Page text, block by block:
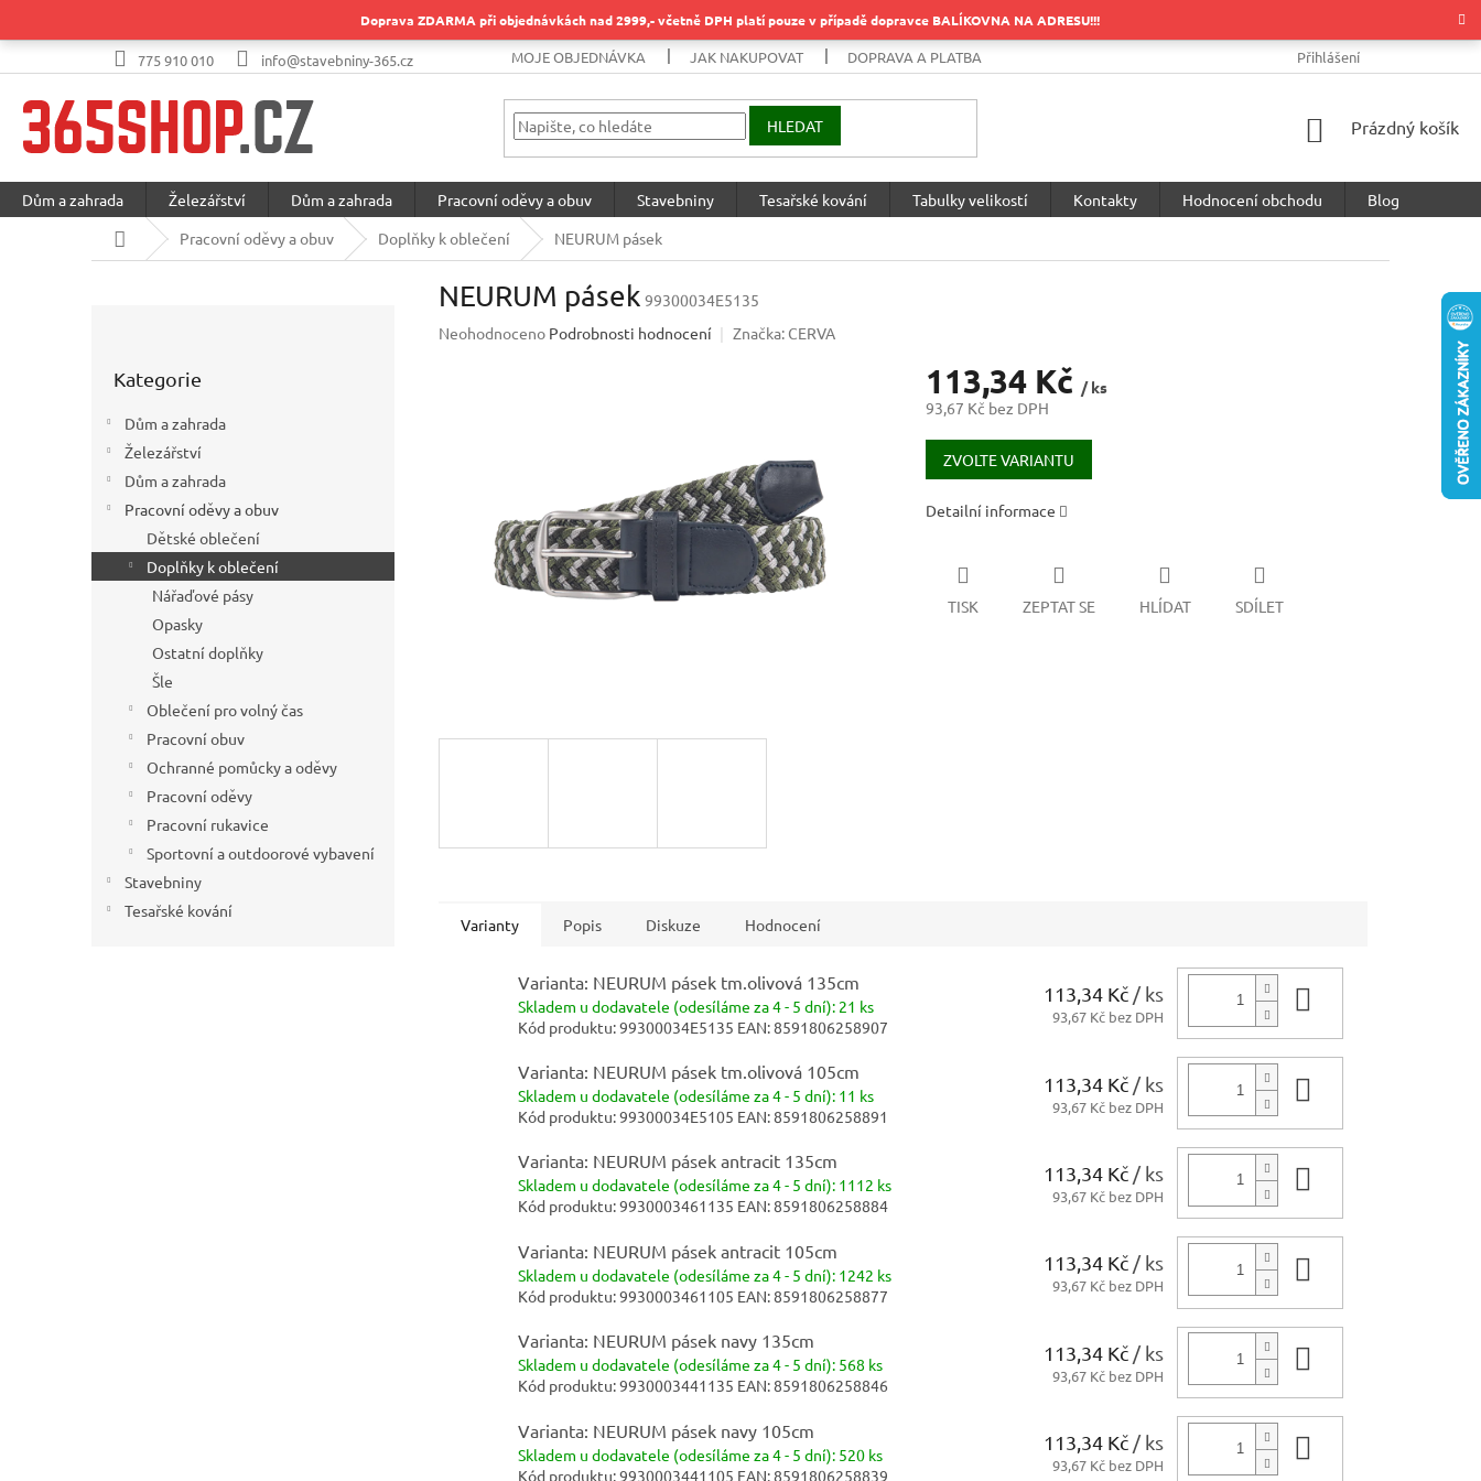
Doprava ZDARMA při objednávkách nad 2999,- včetně DPH platí pouze v případě dopravce BALÍKOVNA NA ADRESU!!!
775 910 010 info@stavebniny-365.cz MOJE OBJEDNÁVKA JAK NAKUPOVAT DOPRAVA A PLATBA PODMÍNKY OCHRANY OSOBNÍCH
Přihlášení
HLEDAT
NÁKUPNÍ
Prázdný košík
Dům a zahrada Železářství Dům a zahrada Pracovní oděvy a obuv Stavebniny Tesařské kování Tabulky velikostí Kontakty Hodnocení obchodu
Blog
Domů
Pracovní oděvy a obuv Doplňky k oblečení NEURUM pásek
a
n
kategorie
Kategorie
Dům a zahrada
Železářství
Dům a zahrada
Pracovní oděvy a obuv
Dětské oblečení
Doplňky k oblečení
Nářaďové pásy
Opasky
Ostatní doplňky
Šle
Oblečení pro volný čas
Pracovní obuv
Ochranné pomůcky a oděvy
Pracovní oděvy
Pracovní rukavice
Sportovní a outdoorové vybavení
Stavebniny
Tesařské kování
NEURUM pásek 99300034E5135
Průměrné
Neohodnoceno Podrobnosti hodnocení Značka: CERVA
113,34 Kč / ks
93,67 Kč bez DPH
Měrná
cena:
ZVOLTE VARIANTU
Detailní informace
TISK ZEPTAT SE HLÍDAT SDÍLET
Varianty Popis Diskuze Hodnocení
Varianta: NEURUM pásek tm.olivová 135cm
Skladem u dodavatele (odesíláme za 4 - 5 dní): 21 ks
Kód produktu:99300034E5135 EAN:8591806258907
113,34 Kč / ks
93,67 Kč bez DPH
Varianta: NEURUM pásek tm.olivová 105cm
Skladem u dodavatele (odesíláme za 4 - 5 dní): 11 ks
Kód produktu:99300034E5105 EAN:8591806258891
113,34 Kč / ks
93,67 Kč bez DPH
Varianta: NEURUM pásek antracit 135cm
Skladem u dodavatele (odesíláme za 4 - 5 dní): 1112 ks
Kód produktu:9930003461135 EAN:8591806258884
113,34 Kč / ks
93,67 Kč bez DPH
Varianta: NEURUM pásek antracit 105cm
Skladem u dodavatele (odesíláme za 4 - 5 dní): 1242 ks
Kód produktu:9930003461105 EAN:8591806258877
113,34 Kč / ks
93,67 Kč bez DPH
Varianta: NEURUM pásek navy 135cm
Skladem u dodavatele (odesíláme za 4 - 5 dní): 568 ks
Kód produktu:9930003441135 EAN:8591806258846
113,34 Kč / ks
93,67 Kč bez DPH
Varianta: NEURUM pásek navy 105cm
Skladem u dodavatele (odesíláme za 4 - 5 dní): 520 ks
Kód produktu:9930003441105 EAN:8591806258839
113,34 Kč / ks
93,67 Kč bez DPH